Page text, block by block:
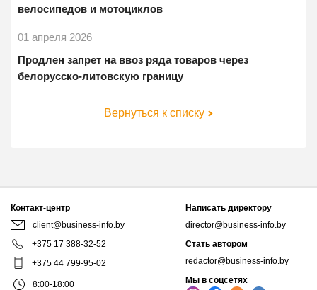
велосипедов и мотоциклов
01 апреля 2026
Продлен запрет на ввоз ряда товаров через
белорусско-литовскую границу
Вернуться к списку
Контакт-центр
client@business-info.by
+375 17 388-32-52
+375 44 799-95-02
8:00-18:00
Написать директору
director@business-info.by
Стать автором
redactor@business-info.by
Мы в соцсетях